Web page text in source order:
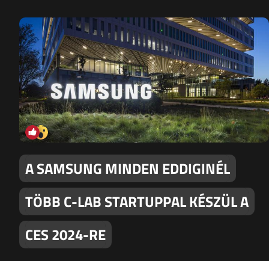
A SAMSUNG MINDEN EDDIGINÉL
TÖBB C-LAB STARTUPPAL KÉSZÜL A
CES 2024-RE